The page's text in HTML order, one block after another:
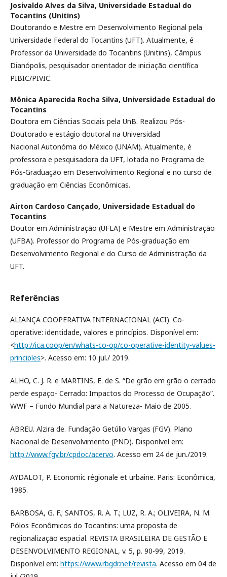
Josivaldo Alves da Silva, Universidade Estadual do
Tocantins (Unitins)
Doutorando e Mestre em Desenvolvimento Regional pela
Universidade Federal do Tocantins (UFT). Atualmente, é
Professor da Universidade do Tocantins (Unitins), Câmpus
Dianópolis, pesquisador orientador de iniciação científica
PIBIC/PIVIC.
Mônica Aparecida Rocha Silva, Universidade Estadual do
Tocantins
Doutora em Ciências Sociais pela UnB. Realizou Pós-
Doutorado e estágio doutoral na Universidad
Nacional Autonóma do México (UNAM). Atualmente, é
professora e pesquisadora da UFT, lotada no Programa de
Pós-Graduação em Desenvolvimento Regional e no curso de
graduação em Ciências Econômicas.
Airton Cardoso Cançado, Universidade Estadual do
Tocantins
Doutor em Administração (UFLA) e Mestre em Administração
(UFBA). Professor do Programa de Pós-graduação em
Desenvolvimento Regional e do Curso de Administração da
UFT.
Referências
ALIANÇA COOPERATIVA INTERNACIONAL (ACI). Co-
operative: identidade, valores e princípios. Disponível em:
<http://ica.coop/en/whats-co-op/co-operative-identity-values-
principles>. Acesso em: 10 jul./ 2019.
ALHO, C. J. R. e MARTINS, E. de S. “De grão em grão o cerrado
perde espaço- Cerrado: Impactos do Processo de Ocupação”.
WWF – Fundo Mundial para a Natureza- Maio de 2005.
ABREU. Alzira de. Fundação Getúlio Vargas (FGV). Plano
Nacional de Desenvolvimento (PND). Disponível em:
http://www.fgv.br/cpdoc/acervo. Acesso em 24 de jun./2019.
AYDALOT, P. Economic régionale et urbaine. Paris: Econômica,
1985.
BARBOSA, G. F.; SANTOS, R. A. T.; LUZ, R. A.; OLIVEIRA, N. M.
Pólos Econômicos do Tocantins: uma proposta de
regionalização espacial. REVISTA BRASILEIRA DE GESTÃO E
DESENVOLVIMENTO REGIONAL, v. 5, p. 90-99, 2019.
Disponível em: https://www.rbgdr.net/revista. Acesso em 04 de